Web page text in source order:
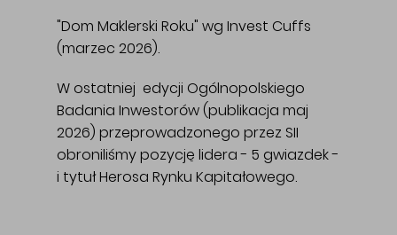
"Dom Maklerski Roku" wg Invest Cuffs
(marzec 2026).
W ostatniej edycji Ogólnopolskiego
Badania Inwestorów (publikacja maj
2026) przeprowadzonego przez SII
obroniliśmy pozycję lidera - 5 gwiazdek -
i tytuł Herosa Rynku Kapitałowego.